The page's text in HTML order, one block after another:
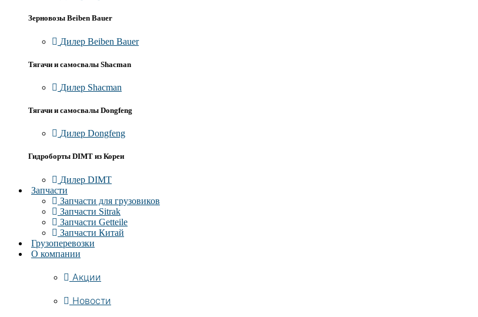
Зерновозы Beiben Bauer
Дилер Beiben Bauer
Тягачи и самосвалы Shacman
Дилер Shacman
Тягачи и самосвалы Dongfeng
Дилер Dongfeng
Гидроборты DIMT из Кореи
Дилер DIMT
Запчасти
Запчасти для грузовиков
Запчасти Sitrak
Запчасти Getteile
Запчасти Китай
Грузоперевозки
О компании
Акции
Новости